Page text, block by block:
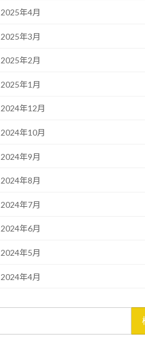
2025年4月
2025年3月
2025年2月
2025年1月
2024年12月
2024年10月
2024年9月
2024年8月
2024年7月
2024年6月
2024年5月
2024年4月